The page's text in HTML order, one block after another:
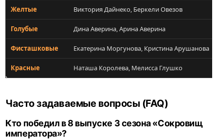
Желтые Виктория Дайнеко, Беркели Овезов
Голубые Дина Аверина, Арина Аверина
Фисташковые Екатерина Моргунова, Кристина Арушанова
Красные Наташа Королева, Мелисса Глушко
Часто задаваемые вопросы (FAQ)
Кто победил в 8 выпуске 3 сезона «Сокровищ
императора»?